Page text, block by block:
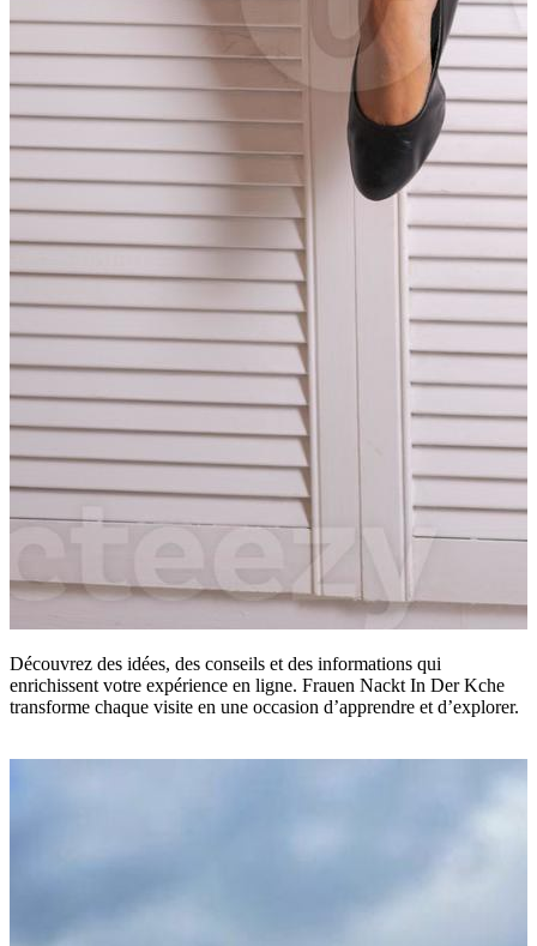
Découvrez des idées, des conseils et des informations qui
enrichissent votre expérience en ligne. Frauen Nackt In Der Kche
transforme chaque visite en une occasion d’apprendre et d’explorer.